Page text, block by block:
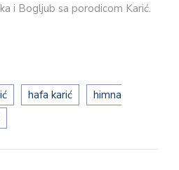
i Bogljub sa porodicom Karić.
hafa karić
himna